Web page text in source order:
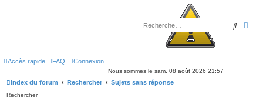
Accès rapide FAQ Connexion
Nous sommes le sam. 08 août 2026 21:57
Index du forum Rechercher Sujets sans réponse
Rechercher